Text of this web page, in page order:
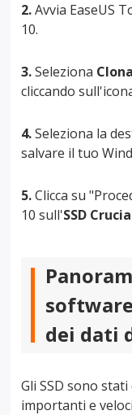
2.Avvia EaseUS
10.
3.Seleziona
cliccando
4.Seleziona la
salvare il tuo
5.Clicca su
10 sull'SSD
dei dati
Gli SSD sono
importanti e